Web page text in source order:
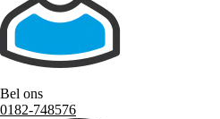
Bel ons
0182-748576